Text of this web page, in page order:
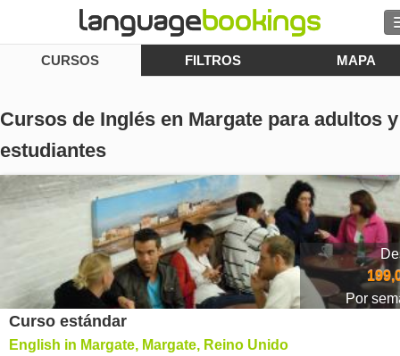
Buscar
EXPLORAR
Identifícate
Moneda €
CURSOS FILTROS MAPA
Cursos de Inglés en Margate para adultos y
estudiantes
Por
Curso estándar
English in Margate, Margate, Reino Unido